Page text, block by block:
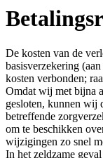
De kosten van de
basisverzekering
kosten verbonden;
Omdat wij met bijna
gesloten, kunnen wij
betreffende
om te beschikken
wijzigingen zo snel
In het zeldzame